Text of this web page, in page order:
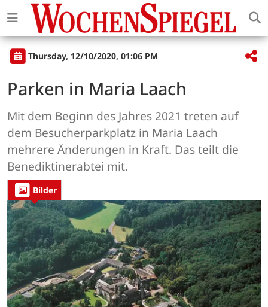
Thursday, 12/10/2020, 01:06 PM
Parken in Maria Laach
Mit dem Beginn des Jahres 2021 treten auf
dem Besucherparkplatz in Maria Laach
mehrere Änderungen in Kraft. Das teilt die
Benediktinerabtei mit.
Bilder